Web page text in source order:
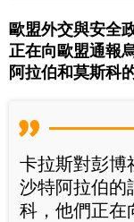
歐盟外交與安全
正在向歐盟通報
阿拉伯和莫斯科
卡拉斯對彭博
沙特阿拉伯的
科，他們正在